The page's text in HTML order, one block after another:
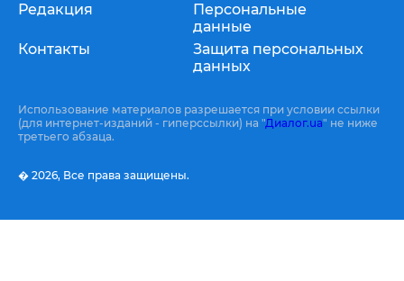
Редакция
Контакты
Персональные
данные
Защита персональных
данных
Использование материалов разрешается при условии ссылки
(для интернет-изданий - гиперссылки) на "Диалог.ua" не ниже
третьего абзаца.
� 2026, Все права защищены.